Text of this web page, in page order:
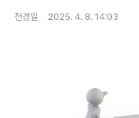
전경일 2025. 4. 8. 14:03